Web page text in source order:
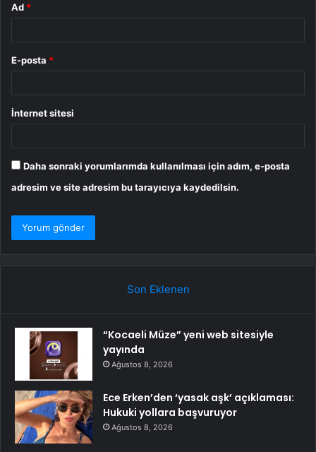
Ad *
E-posta *
İnternet sitesi
Daha sonraki yorumlarımda kullanılması için adım, e-posta
adresim ve site adresim bu tarayıcıya kaydedilsin.
Son Eklenen
“Kocaeli Müze” yeni web sitesiyle
yayında
Ağustos 8, 2026
Ece Erken’den ‘yasak aşk’ açıklaması:
Hukuki yollara başvuruyor
Ağustos 8, 2026